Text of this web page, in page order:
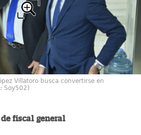
Villatoro busca convertirse en
Soy502)
fiscal general